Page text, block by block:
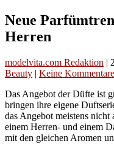
Neue
Herren
modelvita.com Redaktion |
Beauty | Keine Kommentare
Das Angebot der Düfte ist
bringen ihre eigene
das Angebot meistens
einem Herren- und einem
mit den gleichen Aromen